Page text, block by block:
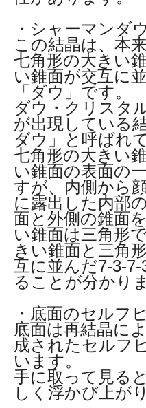
・シャーマンダウ
この結晶は、本
七角形の大きい
い錐面が交互に
「ダウ」です。
ダウ・クリスタ
が出現している
ダウ」と呼ばれ
七角形の大きい
い錐面の表面の
すが、内側から
に露出した内部
面と外側の錐面
い錐面は三角形
きい錐面と三角
互に並んだ7-3-
ることが分かり
・底面のセルフ
底面は再結晶に
成されたセルフ
います。
手に取って見る
しく浮かび上が